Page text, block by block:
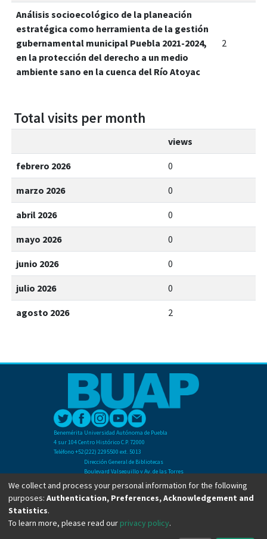
Análisis socioecológico de la planeación
estratégica como herramienta de la gestión
gubernamental municipal Puebla 2021-2024,
en la protección del derecho a un medio
ambiente sano en la cuenca del Río Atoyac
2
Total visits per month
views
febrero 2026 0
marzo 2026 0
abril 2026 0
mayo 2026 0
junio 2026 0
julio 2026 0
agosto 2026 2
Benemérita Universidad Autónoma de Puebla
4 sur 104 Centro Histórico C.P. 72000
Teléfono +52(222) 2295500 ext. 5013
Dirección General de Bibliotecas
Boulevard Valsequillo y Av. de las Torres
Ciudad Universitaria. Col. San Manuel
C.P. 72570
Teléfono +52 (222) 2295500 Ext 2901
We collect and process your personal information for the following
purposes: Authentication, Preferences, Acknowledgement and
Statistics.
To learn more, please read our privacy policy.